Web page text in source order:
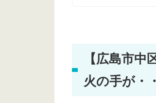
【広島市
火の手が・